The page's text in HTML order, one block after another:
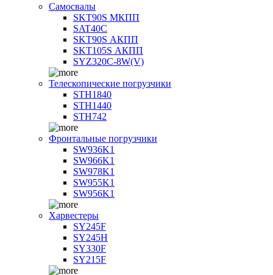
Самосвалы
SKT90S МКПП
SAT40C
SKT90S АКПП
SKT105S АКПП
SYZ320C-8W(V)
Телескопические погрузчики
STH1840
STH1440
STH742
Фронтальные погрузчики
SW936K1
SW966K1
SW978K1
SW955K1
SW956K1
Харвестеры
SY245F
SY245H
SY330F
SY215F